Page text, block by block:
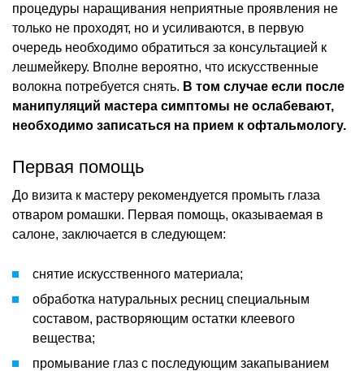
процедуры наращивания неприятные проявления не
только не проходят, но и усиливаются, в первую
очередь необходимо обратиться за консультацией к
лешмейкеру. Вполне вероятно, что искусственные
волокна потребуется снять. В том случае если после
манипуляций мастера симптомы не ослабевают,
необходимо записаться на прием к офтальмологу.
Первая помощь
До визита к мастеру рекомендуется промыть глаза
отваром ромашки. Первая помощь, оказываемая в
салоне, заключается в следующем:
снятие искусственного материала;
обработка натуральных ресниц специальным
составом, растворяющим остатки клеевого
вещества;
промывание глаз с последующим закапыванием